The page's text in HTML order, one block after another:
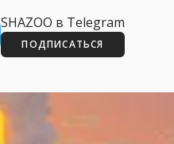
SHAZOO в Telegram
ПОДПИСАТЬСЯ